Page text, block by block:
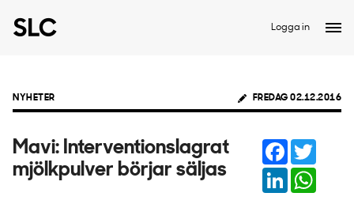
Logga in
NYHETER FREDAG 02.12.2016
Mavi: Interventionslagrat
mjölkpulver börjar säljas
Facebook
LinkedIn